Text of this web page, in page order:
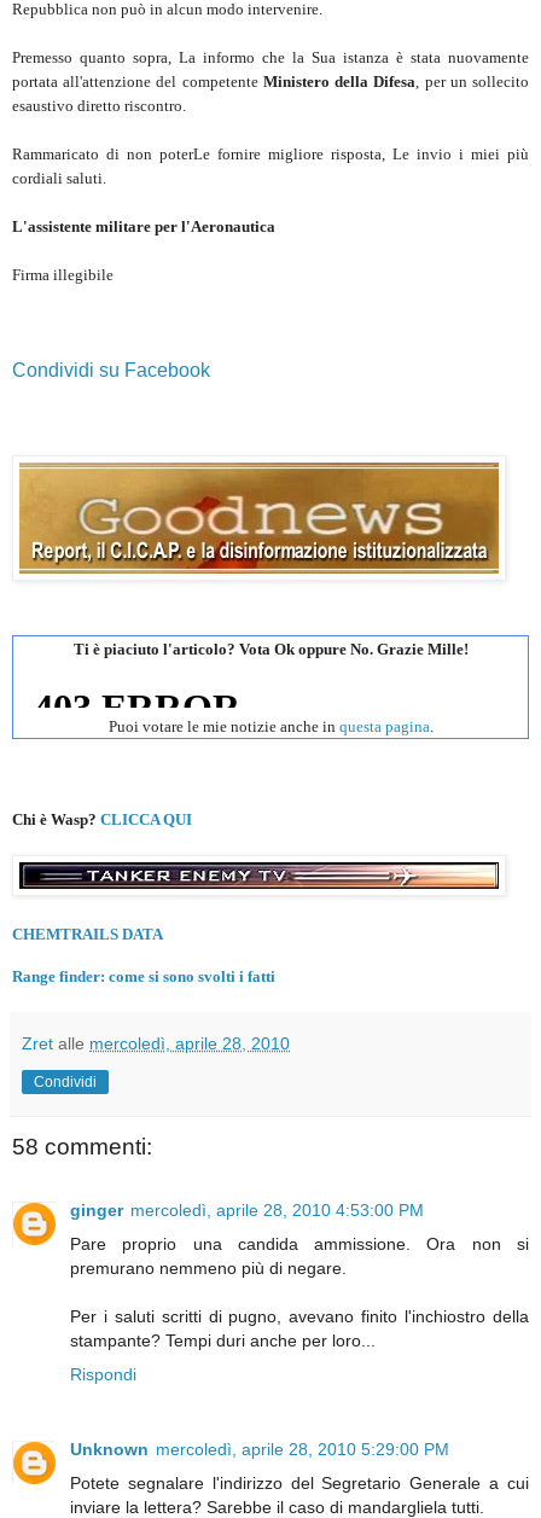
Repubblica non può in alcun modo intervenire.
Premesso quanto sopra, La informo che la Sua istanza è stata nuovamente
portata all'attenzione del competente Ministero della Difesa , per un sollecito
esaustivo diretto riscontro.
Rammaricato di non poterLe fornire migliore risposta, Le invio i miei più
cordiali saluti.
L'assistente militare per l'Aeronautica
Firma illegibile
Condividi su Facebook
Ti è piaciuto l'articolo? Vota Ok oppure No. Grazie Mille!
Puoi votare le mie notizie anche in questa pagina
Chi è Wasp? CLICCA QUI
CHEMTRAILS DATA
Range finder: come si sono svolti i fatti
Zret alle mercoledì, aprile 28, 2010
Condividi
58 commenti:
ginger mercoledì, aprile 28, 2010 4:53:00 PM
Pare proprio una candida ammissione. Ora non si
premurano nemmeno più di negare.
Per i saluti scritti di pugno, avevano finito l'inchiostro della
stampante? Tempi duri anche per loro...
Rispondi
Unknown mercoledì, aprile 28, 2010 5:29:00 PM
Potete segnalare l'indirizzo del Segretario Generale a cui
inviare la lettera? Sarebbe il caso di mandargliela tutti.